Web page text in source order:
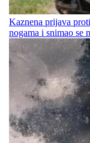
Kaznena prijava
nogama i snimao se